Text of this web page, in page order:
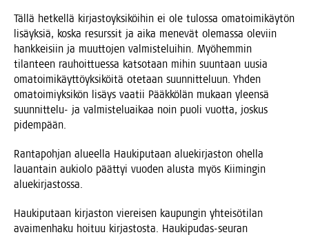
Täl­lä het­kel­lä kir­jas­to­yk­si­köi­hin ei ole tulos­sa oma­toi­mi­käy­tön
lisäyk­siä, kos­ka resurs­sit ja aika mene­vät ole­mas­sa ole­viin
hank­kei­siin ja muut­to­jen val­mis­te­lui­hin. Myö­hem­min
tilan­teen rau­hoit­tues­sa kat­so­taan mihin suun­taan uusia
oma­toi­mi­käyt­töyk­si­köi­tä ote­taan suun­nit­te­luun. Yhden
oma­toi­miyk­si­kön lisäys vaa­tii Pääk­kö­län mukaan yleen­sä
suun­nit­te­lu- ja val­mis­te­luai­kaa noin puo­li vuot­ta, jos­kus
pidempään.
Ran­ta­poh­jan alu­eel­la Hau­ki­pu­taan alue­kir­jas­ton ohel­la
lau­an­tain aukio­lo päät­tyi vuo­den alus­ta myös Kii­min­gin
aluekirjastossa.
Hau­ki­pu­taan kir­jas­ton vie­rei­sen kau­pun­gin yhtei­sö­ti­lan
avai­men­ha­ku hoi­tuu kir­jas­tos­ta. Hau­ki­pu­das-seu­ran